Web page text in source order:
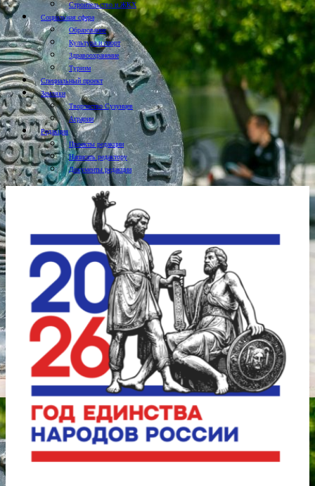
Строительство и ЖКХ
Социальная сфера
Образование
Культура и спорт
Здравоохранение
Туризм
Специальный проект
Земляки
Творчество Сузунцев
Аграрии
Редакция
Проекты редакции
Написать редактору
Документы редакции